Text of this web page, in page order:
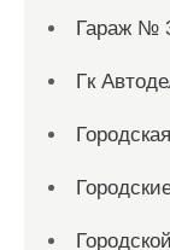
Гараж №
Гк